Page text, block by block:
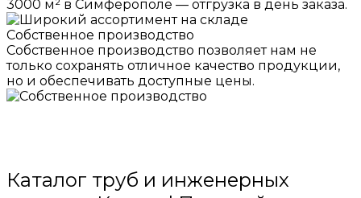
3000 м² в Симферополе — отгрузка в день заказа.
Собственное производство
Собственное производство позволяет нам не
только сохранять отличное качество продукции,
но и обеспечивать доступные цены.
Каталог труб и инженерных